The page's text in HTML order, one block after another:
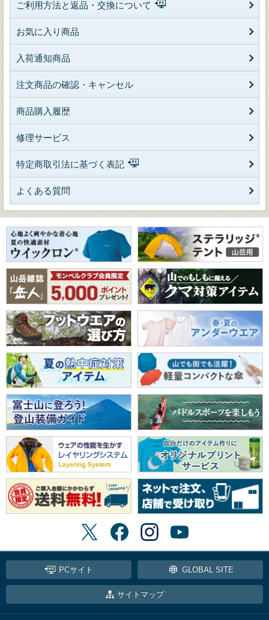
ご利用方法と返品・交換について
お気に入り商品
入荷通知商品
注文商品の確認・キャンセル
商品購入履歴
修理サービス
特定商取引法に基づく表記
よくある質問
PCサイト GLOBAL SITE
サイトマップ